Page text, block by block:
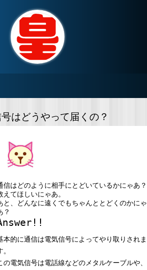
はどうやって届くの？
信はどのように相手にとどいているかにゃあ？
えてほしいにゃあ。
と、どんなに遠くでもちゃんととどくのかにゃ
？
本的に通信は電気信号によってやり取りされま
。
の電気信号は電話線などのメタルケーブルや、